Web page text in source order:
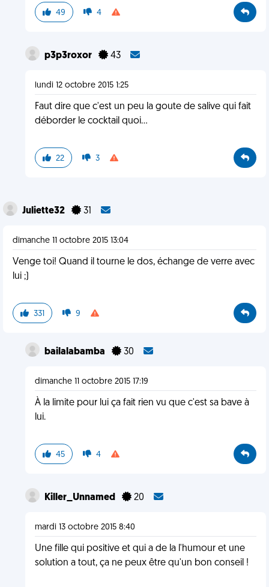
49 4
p3p3roxor 43
lundi 12 octobre 2015 1:25
Faut dire que c'est un peu la goute de salive qui fait
déborder le cocktail quoi...
22 3
Juliette32 31
dimanche 11 octobre 2015 13:04
Venge toi! Quand il tourne le dos, échange de verre avec
lui ;)
331 9
bailalabamba 30
dimanche 11 octobre 2015 17:19
À la limite pour lui ça fait rien vu que c'est sa bave à
lui.
45 4
Killer_Unnamed 20
mardi 13 octobre 2015 8:40
Une fille qui positive et qui a de la l'humour et une
solution a tout, ça ne peux être qu'un bon conseil !